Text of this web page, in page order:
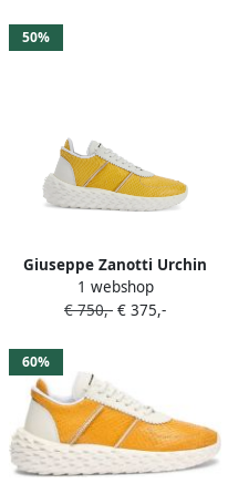
50%
Giuseppe Zanotti Urchin
sneakers Geel
1 webshop
€ 750,- € 375,-
60%